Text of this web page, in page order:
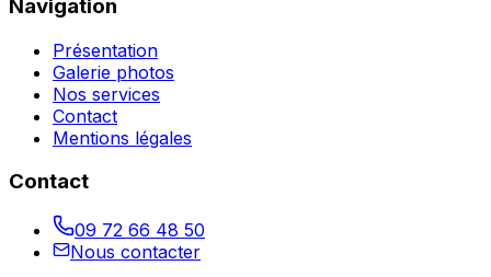
Navigation
Présentation
Galerie photos
Nos services
Contact
Mentions légales
Contact
09 72 66 48 50
Nous contacter